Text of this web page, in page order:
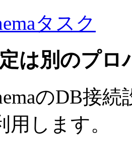
タスク
は別のプロ
のDB接
します。